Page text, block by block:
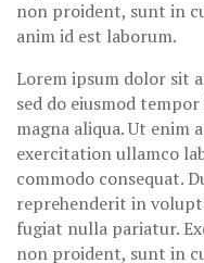
non proident, sunt in
anim id est laborum.
Lorem ipsum dolor sit
sed do eiusmod
magna aliqua. Ut enim
exercitation ullamco
commodo consequat.
reprehenderit in
fugiat nulla pariatur.
non proident, sunt in